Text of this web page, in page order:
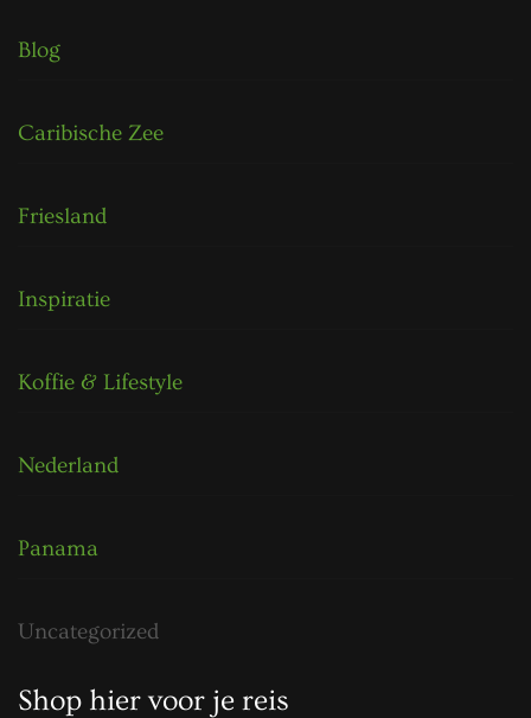
Blog
Caribische Zee
Friesland
Inspiratie
Koffie & Lifestyle
Nederland
Panama
Uncategorized
Shop hier voor je reis